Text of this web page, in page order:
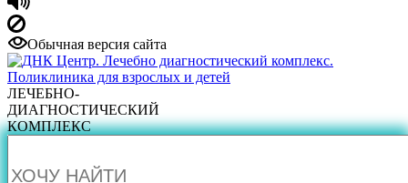
Обычная версия сайта
ЛЕЧЕБНО-
ДИАГНОСТИЧЕСКИЙ
КОМПЛЕКС